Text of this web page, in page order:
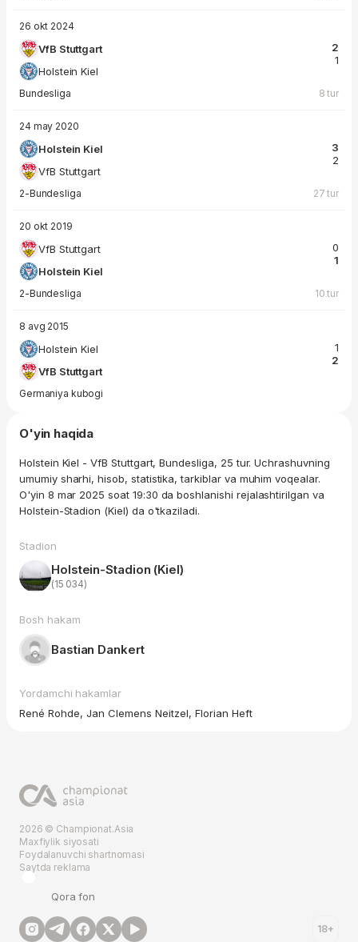
26 okt 2024
VfB Stuttgart
Holstein Kiel
2
1
Bundesliga 8 tur
24 may 2020
Holstein Kiel
VfB Stuttgart
3
2
2-Bundesliga 27 tur
20 okt 2019
VfB Stuttgart
Holstein Kiel
0
1
2-Bundesliga 10 tur
8 avg 2015
Holstein Kiel
VfB Stuttgart
1
2
Germaniya kubogi
O'yin haqida
Holstein Kiel - VfB Stuttgart, Bundesliga, 25 tur. Uchrashuvning
umumiy sharhi, hisob, statistika, tarkiblar va muhim voqealar.
O'yin 8 mar 2025 soat 19:30 da boshlanishi rejalashtirilgan va
Holstein-Stadion (Kiel) da o'tkaziladi.
Stadion
Holstein-Stadion (Kiel)
(15 034)
Bosh hakam
Bastian Dankert
Yordamchi hakamlar
René Rohde, Jan Clemens Neitzel, Florian Heft
2026 © Championat.Asia
Maxfiylik siyosati
Foydalanuvchi shartnomasi
Saytda reklama
Qora fon
18+